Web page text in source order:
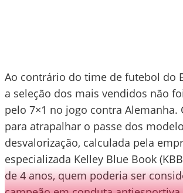
Ao contrário do time de futebol do
a seleção dos mais vendidos não
pelo 7×1 no jogo contra Alemanha.
para atrapalhar o passe dos
desvalorização, calculada pela
especializada Kelley Blue Book
de 4 anos, quem poderia ser